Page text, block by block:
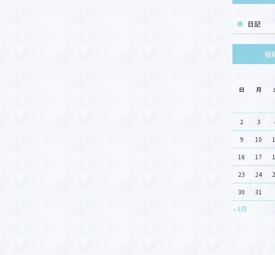
日記
投
日 月
« 8月
2 3
9 10
16 17
23 24
30 31